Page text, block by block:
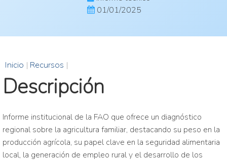
01/01/2025
Inicio | Recursos |
Descripción
Informe institucional de la FAO que ofrece un diagnóstico
regional sobre la agricultura familiar, destacando su peso en la
producción agrícola, su papel clave en la seguridad alimentaria
local, la generación de empleo rural y el desarrollo de los